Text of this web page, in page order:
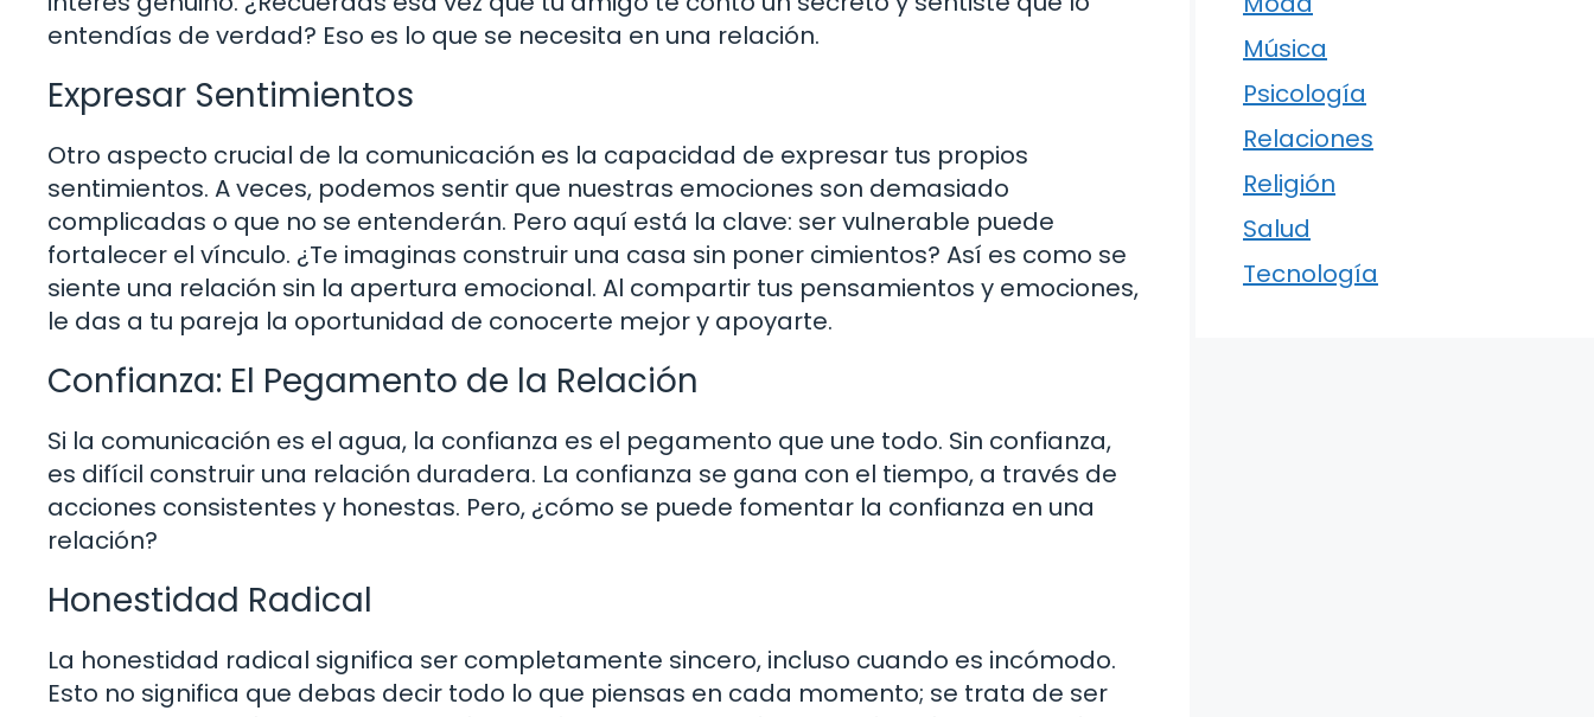
entendías de verdad? Eso es lo que se necesita en una relación.
Expresar Sentimientos
Otro aspecto crucial de la comunicación es la capacidad de expresar tus propios
sentimientos. A veces, podemos sentir que nuestras emociones son demasiado
complicadas o que no se entenderán. Pero aquí está la clave: ser vulnerable puede
fortalecer el vínculo. ¿Te imaginas construir una casa sin poner cimientos? Así es como se
siente una relación sin la apertura emocional. Al compartir tus pensamientos y emociones,
le das a tu pareja la oportunidad de conocerte mejor y apoyarte.
Confianza: El Pegamento de la Relación
Si la comunicación es el agua, la confianza es el pegamento que une todo. Sin confianza,
es difícil construir una relación duradera. La confianza se gana con el tiempo, a través de
acciones consistentes y honestas. Pero, ¿cómo se puede fomentar la confianza en una
relación?
Honestidad Radical
La honestidad radical significa ser completamente sincero, incluso cuando es incómodo.
Esto no significa que debas decir todo lo que piensas en cada momento; se trata de ser
Música
Psicología
Relaciones
Religión
Salud
Tecnología